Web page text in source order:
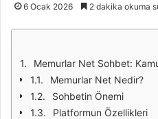
6 Ocak 2026 2 dakika okuma
Memurlar Net Sohbet: Kamu
Memurlar Net Nedir?
Sohbetin Önemi
Platformun Özellikleri